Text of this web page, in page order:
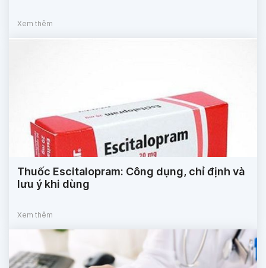
Xem thêm
Thuốc Escitalopram: Công dụng, chỉ định và
lưu ý khi dùng
Xem thêm